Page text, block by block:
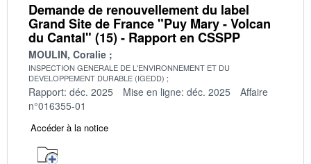
Demande de renouvellement du label
Grand Site de France "Puy Mary - Volcan
du Cantal" (15) - Rapport en CSSPP
MOULIN, Coralie
INSPECTION GENERALE DE L'ENVIRONNEMENT ET DU
DEVELOPPEMENT DURABLE (IGEDD)
Rapport: déc. 2025 Mise en ligne: déc. 2025
Affaire
n°016355-01
Accéder à la notice